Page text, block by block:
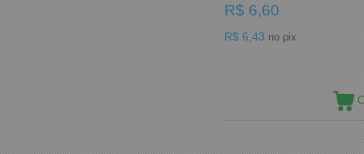
R$ 6,60
R$ 6,43 no pix